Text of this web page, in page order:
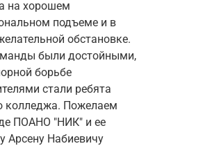
на хорошем
подъеме и в
обстановке.
были достойными,
борьбе
стали ребята
колледжа. Пожелаем
ПОАНО "НИК" и ее
Арсену Набиевичу